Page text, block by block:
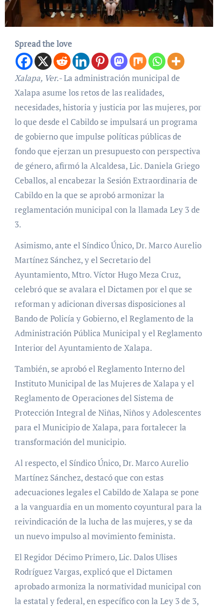
Spread the love
Xalapa, Ver.-La administración municipal de
Xalapa asume los retos de las realidades,
necesidades, historia y justicia por las mujeres, por
lo que desde el Cabildo se impulsará un programa
de gobierno que impulse políticas públicas de
fondo que ejerzan un presupuesto con perspectiva
de género, afirmó la Alcaldesa, Lic. Daniela Griego
Ceballos, al encabezar la Sesión Extraordinaria de
Cabildo en la que se aprobó armonizar la
reglamentación municipal con la llamada Ley 3 de
3.
Asimismo, ante el Síndico Único, Dr. Marco Aurelio
Martínez Sánchez, y el Secretario del
Ayuntamiento, Mtro. Víctor Hugo Meza Cruz,
celebró que se avalara el Dictamen por el que se
reforman y adicionan diversas disposiciones al
Bando de Policía y Gobierno, el Reglamento de la
Administración Pública Municipal y el Reglamento
Interior del Ayuntamiento de Xalapa.
También, se aprobó el Reglamento Interno del
Instituto Municipal de las Mujeres de Xalapa y el
Reglamento de Operaciones del Sistema de
Protección Integral de Niñas, Niños y Adolescentes
para el Municipio de Xalapa, para fortalecer la
transformación del municipio.
Al respecto, el Síndico Único, Dr. Marco Aurelio
Martínez Sánchez, destacó que con estas
adecuaciones legales el Cabildo de Xalapa se pone
a la vanguardia en un momento coyuntural para la
reivindicación de la lucha de las mujeres, y se da
un nuevo impulso al movimiento feminista.
El Regidor Décimo Primero, Lic. Dalos Ulises
Rodríguez Vargas, explicó que el Dictamen
aprobado armoniza la normatividad municipal con
la estatal y federal, en específico con la Ley 3 de 3,